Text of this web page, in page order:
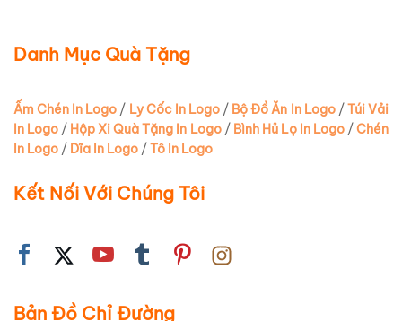
Danh Mục Quà Tặng
Ấm Chén In Logo / Ly Cốc In Logo/ Bộ Đồ Ăn In Logo/Túi Vải
In Logo / Hộp Xi Quà Tặng In Logo/ Bình Hủ Lọ In Logo/Chén
In Logo / Dĩa In Logo /Tô In Logo
Kết Nối Với Chúng Tôi
Bản Đồ Chỉ Đường